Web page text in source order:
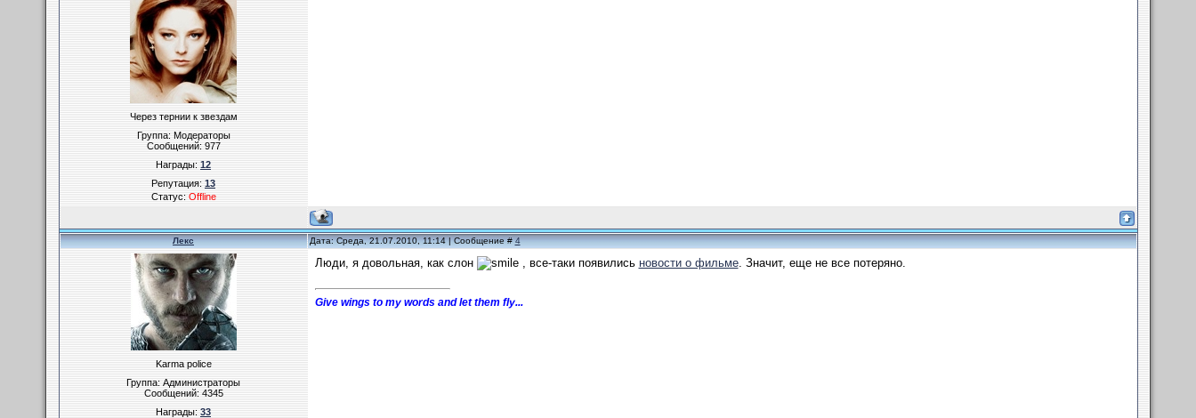
Через тернии к звездам
Группа: Модераторы
Сообщений:977
Награды:12
Репутация:13
Статус:Offline
Лекс Дата: Среда, 21.07.2010, 11:14 | Сообщение #4
Karma police
Группа: Администраторы
Сообщений:4345
Награды:33
Люди, я довольная, как слон , все-таки появились новости о фильме. Значит, еще не все потеряно.
Give wings to my words and let them fly...